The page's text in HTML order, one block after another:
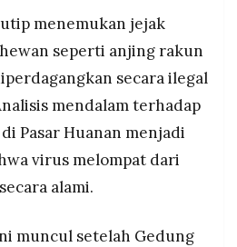
menemukan jejak
seperti anjing rakun
secara ilegal
mendalam terhadap
Pasar Huanan menjadi
virus melompat dari
alami.
muncul setelah Gedung